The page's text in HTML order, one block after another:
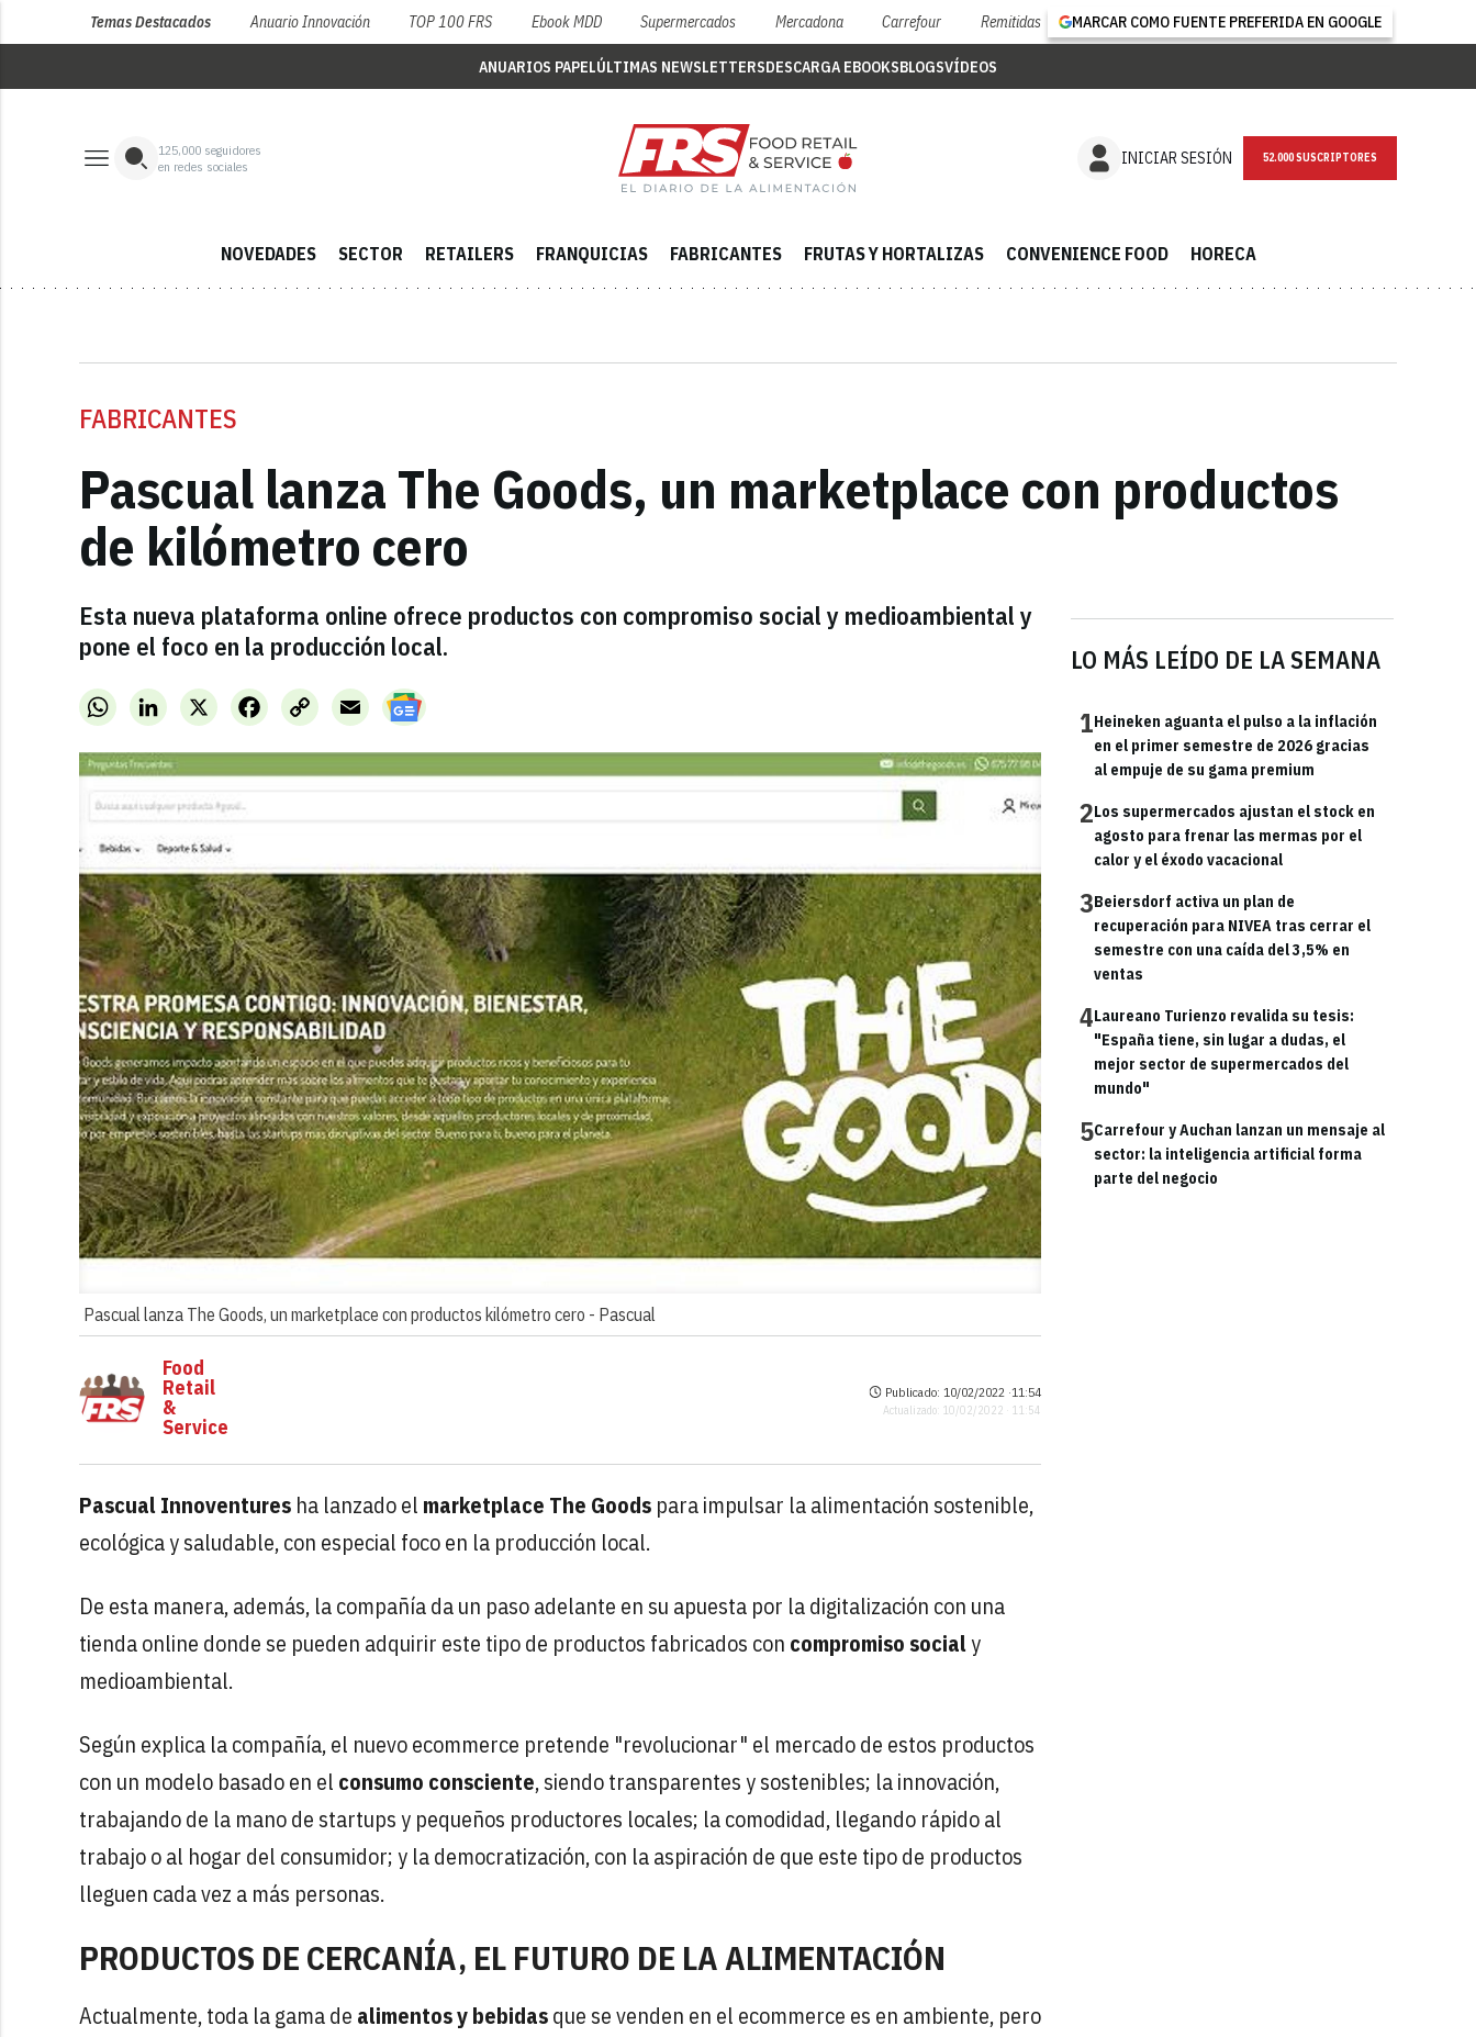
Temas Destacados Anuario Innovación TOP 100 FRS Ebook MDD Supermercados Mercadona Carrefour Remitidas MARCAR COMO FUENTE PREFERIDA EN GOOGLE
ANUARIOS PAPELÚLTIMAS NEWSLETTERSDESCARGA EBOOKSBLOGSVÍDEOS
125,000 seguidores
en redes sociales
INICIAR SESIÓN NEWSLETTER
NOVEDADES SECTOR RETAILERS FRANQUICIAS FABRICANTES FRUTAS Y HORTALIZAS CONVENIENCE FOOD HORECA
FABRICANTES
Pascual lanza The Goods, un marketplace con productos
de kilómetro cero
Esta nueva plataforma online ofrece productos con compromiso social y medioambiental y
pone el foco en la producción local.
WhatsAppLinkedInX FacebookCopy
Link
Email
Pascual lanza The Goods, un marketplace con productos kilómetro cero - Pascual
LO MÁS LEÍDO DE LA SEMANA
1Heineken aguanta el pulso a la inflación
en el primer semestre de 2026 gracias
al empuje de su gama premium
2Los supermercados ajustan el stock en
agosto para frenar las mermas por el
calor y el éxodo vacacional
3Beiersdorf activa un plan de
recuperación para NIVEA tras cerrar el
semestre con una caída del 3,5% en
ventas
4Laureano Turienzo revalida su tesis:
"España tiene, sin lugar a dudas, el
mejor sector de supermercados del
mundo"
5Carrefour y Auchan lanzan un mensaje al
sector: la inteligencia artificial forma
parte del negocio
Food
Retail
&
Service
Publicado: 10/02/2022 ·11:54
Actualizado: 10/02/2022 · 11:54
Pascual Innoventures ha lanzado el marketplace The Goods para impulsar la alimentación sostenible,
ecológica y saludable, con especial foco en la producción local.
De esta manera, además, la compañía da un paso adelante en su apuesta por la digitalización con una
tienda online donde se pueden adquirir este tipo de productos fabricados con compromiso socialy
medioambiental.
Según explica la compañía, el nuevo ecommerce pretende "revolucionar" el mercado de estos productos
con un modelo basado en el consumo consciente, siendo transparentes y sostenibles; la innovación,
trabajando de la mano de startups y pequeños productores locales; la comodidad, llegando rápido al
trabajo o al hogar del consumidor; y la democratización, con la aspiración de que este tipo de productos
lleguen cada vez a más personas.
PRODUCTOS DE CERCANÍA, EL FUTURO DE LA ALIMENTACIÓN
Actualmente, toda la gama de alimentos y bebidasque se venden en el ecommerce es en ambiente, pero